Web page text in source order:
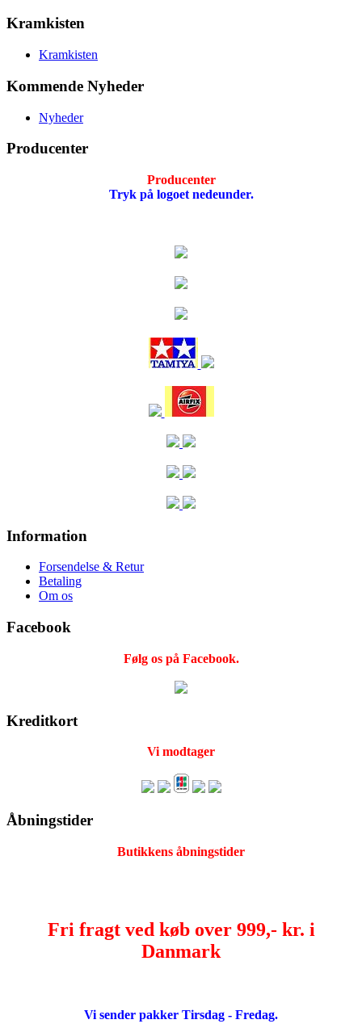
Kramkisten
Kramkisten
Kommende Nyheder
Nyheder
Producenter
Producenter
Tryk på logoet nedeunder.
Information
Forsendelse & Retur
Betaling
Om os
Facebook
Følg os på Facebook.
Kreditkort
Vi modtager
Åbningstider
Butikkens åbningstider
Fri fragt ved køb over 999,- kr. i
Danmark
Vi sender pakker Tirsdag - Fredag.